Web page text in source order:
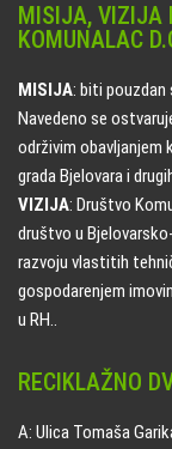
MISIJA, VIZIJA
KOMUNALAC
MISIJA: biti pouzdan
Navedeno se
održivim obavljanjem
grada Bjelovara i
VIZIJA: Društvo
društvo u
razvoju vlastitih
gospodarenjem
u RH..
RECIKLAŽNO
A: Ulica Tomaša